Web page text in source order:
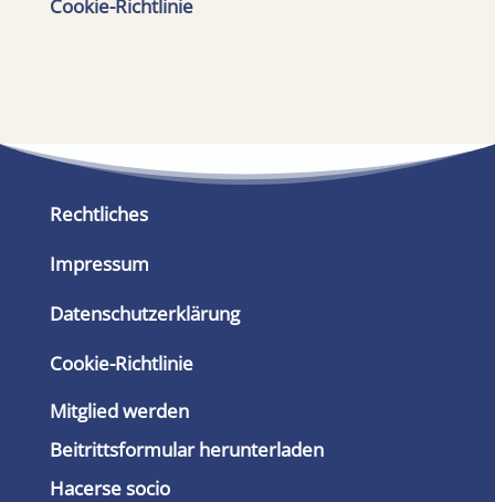
Cookie-Richtlinie
Rechtliches
Impressum
Datenschutzerklärung
Cookie-Richtlinie
Mitglied werden
Beitrittsformular herunterladen
Hacerse socio